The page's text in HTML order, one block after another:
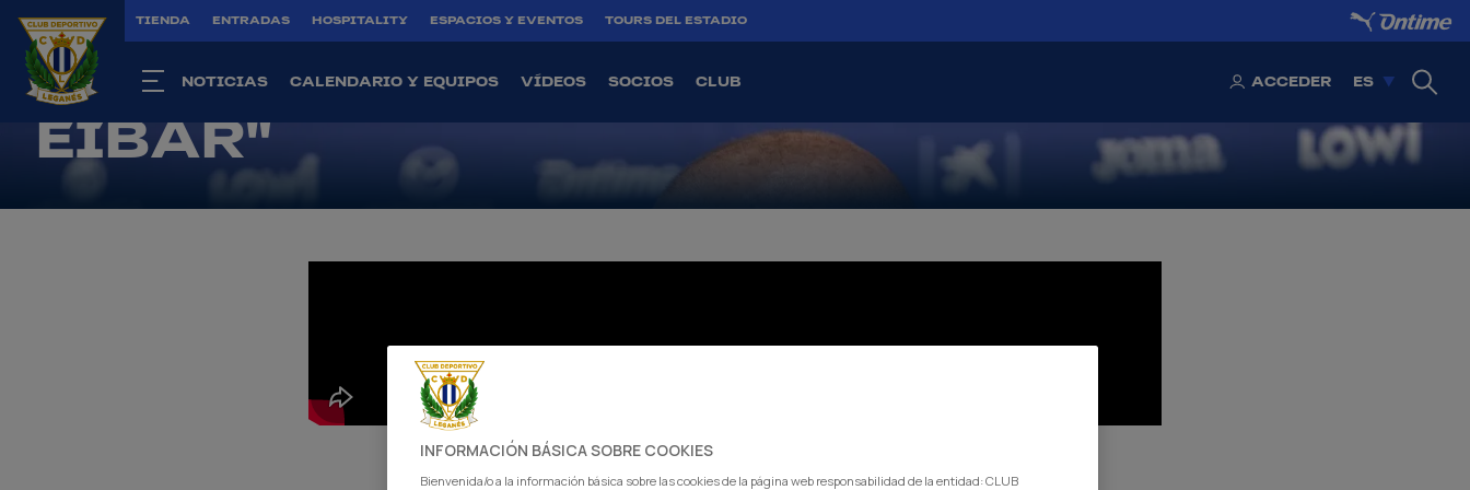
TIENDA ENTRADAS HOSPITALITY ESPACIOS Y EVENTOS TOURS DEL ESTADIO
NOTICIAS CALENDARIO Y EQUIPOS VÍDEOS SOCIOS CLUB ACCEDER ES
QUE HACER LAS COSAS MUY
BIEN PARA GANAR EN
EIBAR"
INFORMACIÓN BÁSICA SOBRE COOKIES
Bienvenida/o a la información básica sobre las cookies de la página web responsabilidad de la entidad: CLUB